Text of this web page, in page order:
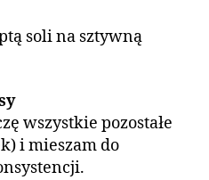
soli na sztywną
wszystkie pozostałe
i mieszam do